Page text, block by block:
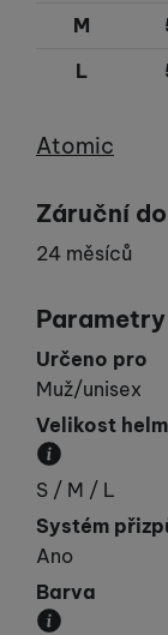
M
L
Výrobce
Atomic
Záruční
24 měsíců
Parametry
Určeno pro
Muž/unisex
Velikost
Obvod hlavy
S / M / L
Systém
Ano
Barva